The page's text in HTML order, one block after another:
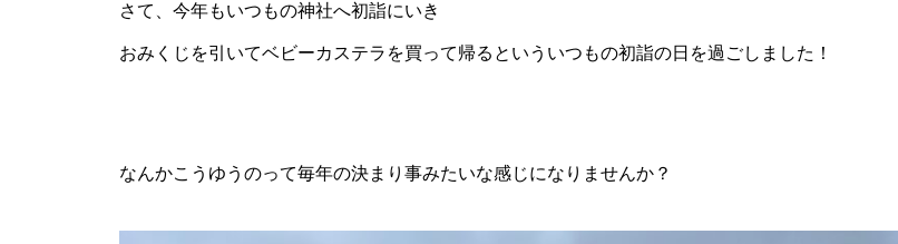
さて、今年もいつもの神社へ初詣にいき
おみくじを引いてベビーカステラを買って帰るといういつもの初詣の日を過ごしました！
なんかこうゆうのって毎年の決まり事みたいな感じになりませんか？